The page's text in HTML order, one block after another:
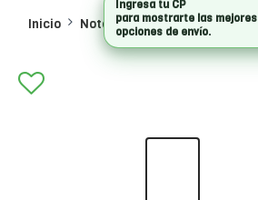
Inicio Notebooks Notebooks
Ingresa tu CP
para mostrarte las mejores
opciones de envío.